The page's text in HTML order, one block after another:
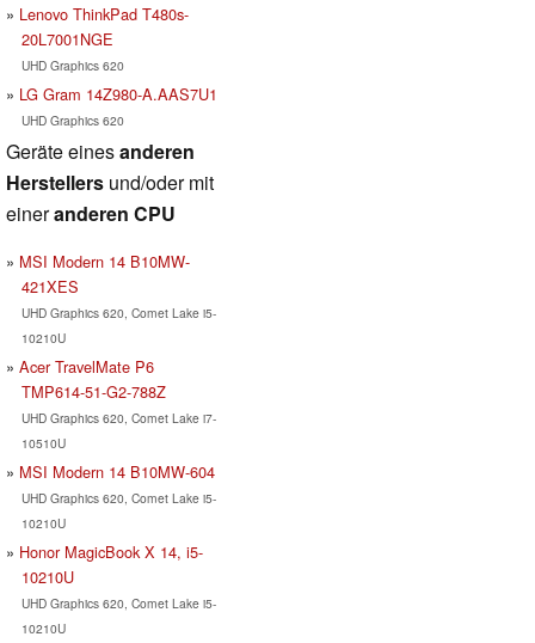
Lenovo ThinkPad T480s-
20L7001NGE
UHD Graphics 620
LG Gram 14Z980-A.AAS7U1
UHD Graphics 620
Geräte einesanderen
Herstellers und/oder mit
eineranderen CPU
MSI Modern 14 B10MW-
421XES
UHD Graphics 620, Comet Lake i5-
10210U
Acer TravelMate P6
TMP614-51-G2-788Z
UHD Graphics 620, Comet Lake i7-
10510U
MSI Modern 14 B10MW-604
UHD Graphics 620, Comet Lake i5-
10210U
Honor MagicBook X 14, i5-
10210U
UHD Graphics 620, Comet Lake i5-
10210U